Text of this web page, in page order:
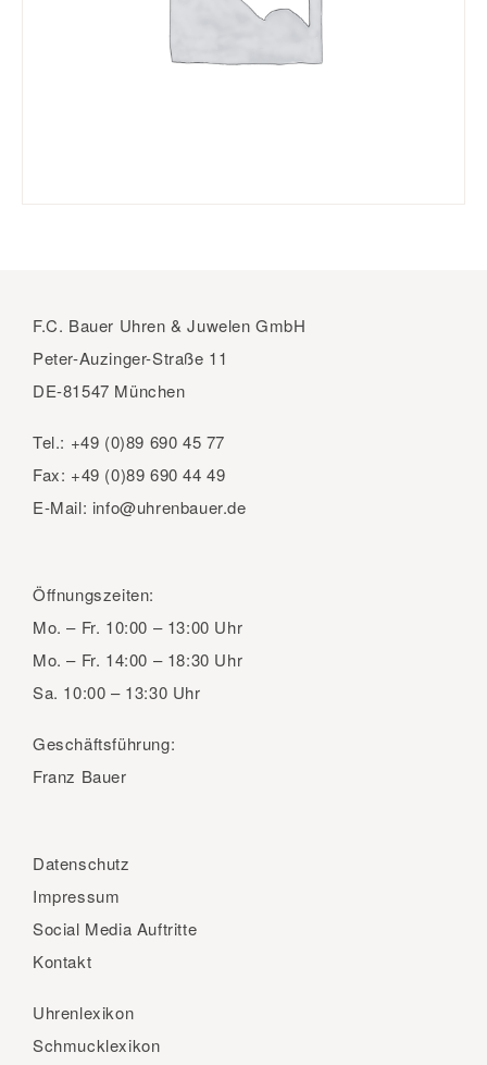
F.C. Bauer Uhren & Juwelen GmbH
Peter-Auzinger-Straße 11
DE-81547 München
Tel.: +49 (0)89 690 45 77
Fax: +49 (0)89 690 44 49
E-Mail: info@uhrenbauer.de
Öffnungszeiten:
Mo. – Fr. 10:00 – 13:00 Uhr
Mo. – Fr. 14:00 – 18:30 Uhr
Sa. 10:00 – 13:30 Uhr
Geschäftsführung:
Franz Bauer
Datenschutz
Impressum
Social Media Auftritte
Kontakt
Uhrenlexikon
Schmucklexikon